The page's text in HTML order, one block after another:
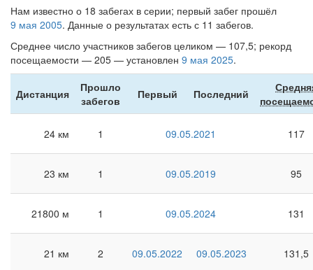
Нам известно о 18 забегах в серии; первый забег прошёл
9 мая 2005. Данные о результатах есть с 11 забегов.
Среднее число участников забегов целиком — 107,5; рекорд
посещаемости — 205 — установлен 9 мая 2025.
Дистанция
Прошло
забегов
Первый Последний
24 км 1 09.05.2021 117
23 км 1 09.05.2019 95
21800 м 1 09.05.2024 131
21 км 2 09.05.2022 09.05.2023 131,5